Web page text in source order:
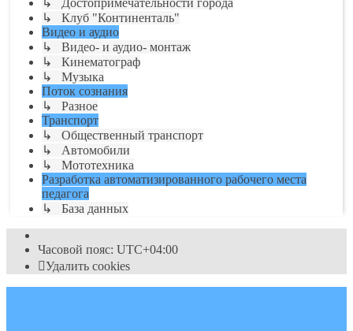
↳ Достопримечательности города
↳ Клуб "Континенталь"
Видео и аудио
↳ Видео- и аудио- монтаж
↳ Кинематограф
↳ Музыка
Поток сознания
↳ Разное
Транспорт
↳ Общественный транспорт
↳ Автомобили
↳ Мототехника
Разработка автоматизированного рабочего места
педагога
↳ База данных
Часовой пояс: UTC+04:00
Удалить cookies